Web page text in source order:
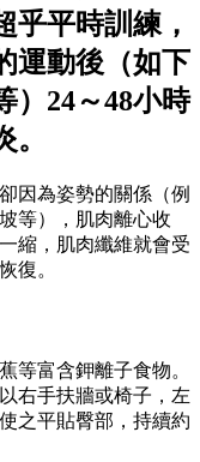
乎平時訓練，
運動後（如下
）24～48小時
因為姿勢的關係（例
等），肌肉離心收
縮，肌肉纖維就會受
復。
等富含鉀離子食物。
右手扶牆或椅子，左
之平貼臀部，持續約